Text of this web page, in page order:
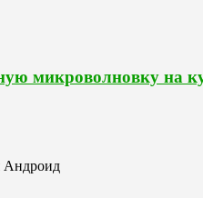
микроволновку на
Андроид